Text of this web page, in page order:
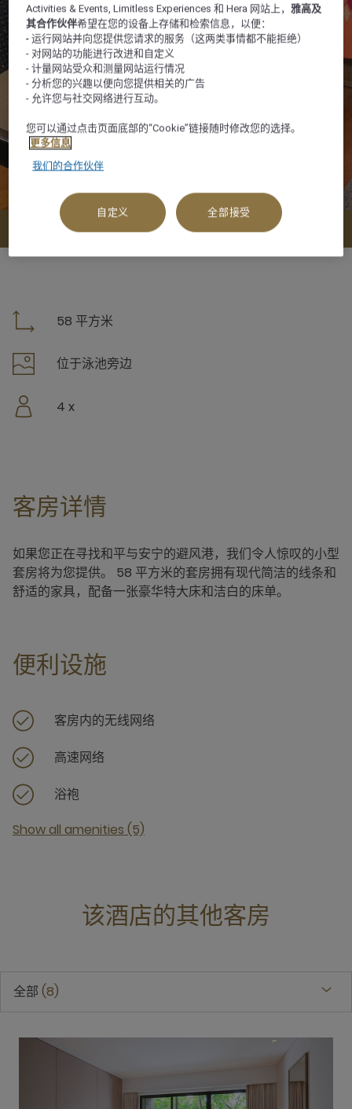
查看可订选项
58 平方米
位于泳池旁边
4 x
客房详情
如果您正在寻找和平与安宁的避风港，我们令人惊叹的小型
套房将为您提供。 58 平方米的套房拥有现代简洁的线条和
舒适的家具，配备一张豪华特大床和洁白的床单。
便利设施
客房内的无线网络
高速网络
浴袍
Show all amenities (5)
该酒店的其他客房
全部 8
Activities & Events, Limitless Experiences 和 Hera 网站上， 雅高及
其合作伙伴希望在您的设备上存储和检索信息，以便：
- 运行网站并向您提供您请求的服务（这两类事情都不能拒绝）
- 对网站的功能进行改进和自定义
- 计量网站受众和测量网站运行情况
- 分析您的兴趣以便向您提供相关的广告
- 允许您与社交网络进行互动。
您可以通过点击页面底部的“Cookie”链接随时修改您的选择。
更多信息
我们的合作伙伴
自定义 全部接受